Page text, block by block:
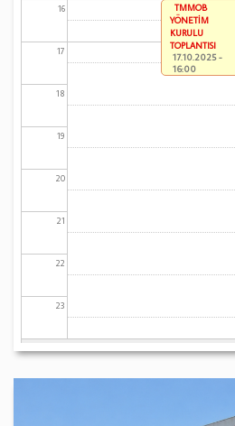
16
17
18
19
20
21
22
23
TMMOB
YÖNETİM
KURULU
TOPLANTISI
17.10.2025 -
16:00